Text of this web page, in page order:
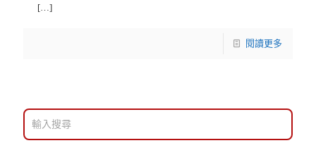
[…]
閱讀更多